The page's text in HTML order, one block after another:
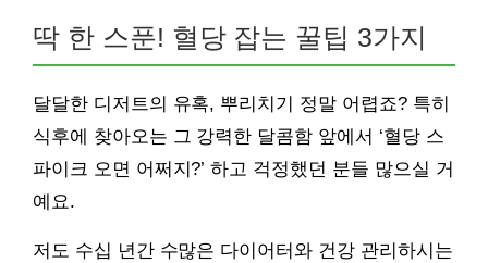
딱 한 스푼! 혈당 잡는 꿀팁 3가지
달달한 디저트의 유혹, 뿌리치기 정말 어렵죠? 특히
식후에 찾아오는 그 강력한 달콤함 앞에서 ‘혈당 스
파이크 오면 어쩌지?’ 하고 걱정했던 분들 많으실 거
예요.
저도 수십 년간 수많은 다이어터와 건강 관리하시는